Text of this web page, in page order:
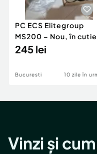
PC ECS Elitegroup
MS200 – Nou, în
fără CPU/RAM/HDD
245 lei
Bucuresti 10 zile în
Vinzi și